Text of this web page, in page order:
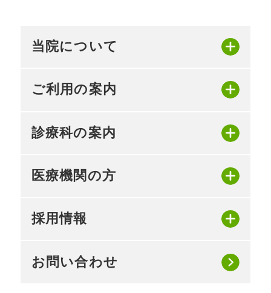
当院について
ご利用の案内
診療科の案内
医療機関の方
採用情報
お問い合わせ